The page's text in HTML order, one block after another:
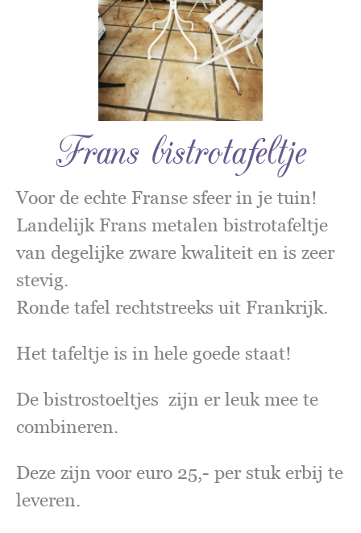
Frans bistrotafeltje
Voor de echte Franse sfeer in je tuin!
Landelijk Frans metalen bistrotafeltje
van degelijke zware kwaliteit en is zeer
stevig.
Ronde tafel rechtstreeks uit Frankrijk.
Het tafeltje is in hele goede staat!
De bistrostoeltjes zijn er leuk mee te
combineren.
Deze zijn voor euro 25,- per stuk erbij te
leveren.